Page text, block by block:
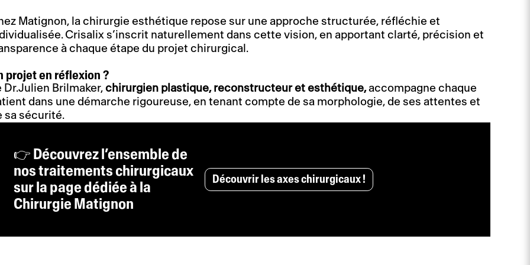
Matignon, la chirurgie esthétique repose sur une approche structurée, réfléchie et
Crisalix s’inscrit naturellement dans cette vision, en apportant clarté, précision et
à chaque étape du projet chirurgical.
projet en réflexion ?
Dr.Julien Brilmaker,chirurgien plastique, reconstructeur et esthétique,accompagne chaque
dans une démarche rigoureuse, en tenant compte de sa morphologie, de ses attentes et
sa sécurité.
👉 Découvrez l’ensemble de
nos traitements chirurgicaux
sur la page dédiée à la
Chirurgie Matignon
Découvrir les axes chirurgicaux !